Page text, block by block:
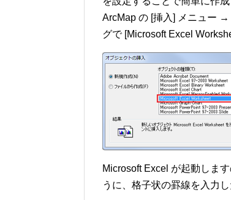
ArcMap の [挿入] メニュー →
グで [Microsoft Excel
Microsoft Excel が起動しま
うに、格子状の罫線を入力